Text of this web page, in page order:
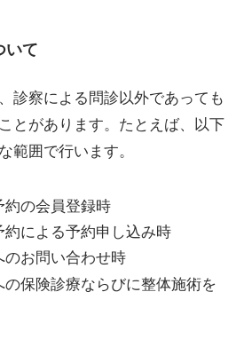
いて
診察による問診以外であっても
とがあります。たとえば、以下
範囲で行います。
約の会員登録時
約による予約申し込み時
のお問い合わせ時
の保険診療ならびに整体施術を